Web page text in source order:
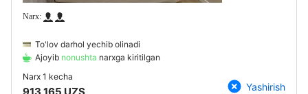
To'lov darhol yechib olinadi
Ajoyib nonushta narxga kiritilgan
Narx 1 kecha
Yashirish